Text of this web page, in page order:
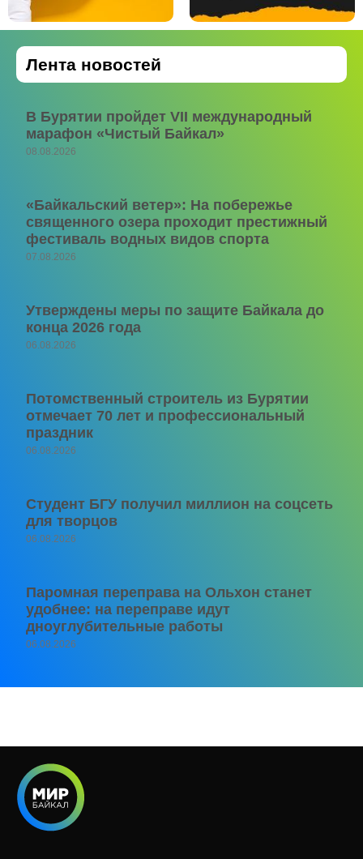
Лента новостей
В Бурятии пройдет VII международный
марафон «Чистый Байкал»
08.08.2026
«Байкальский ветер»: На побережье
священного озера проходит престижный
фестиваль водных видов спорта
07.08.2026
Утверждены меры по защите Байкала до
конца 2026 года
06.08.2026
Потомственный строитель из Бурятии
отмечает 70 лет и профессиональный
праздник
06.08.2026
Студент БГУ получил миллион на соцсеть
для творцов
06.08.2026
Паромная переправа на Ольхон станет
удобнее: на переправе идут
дноуглубительные работы
06.08.2026